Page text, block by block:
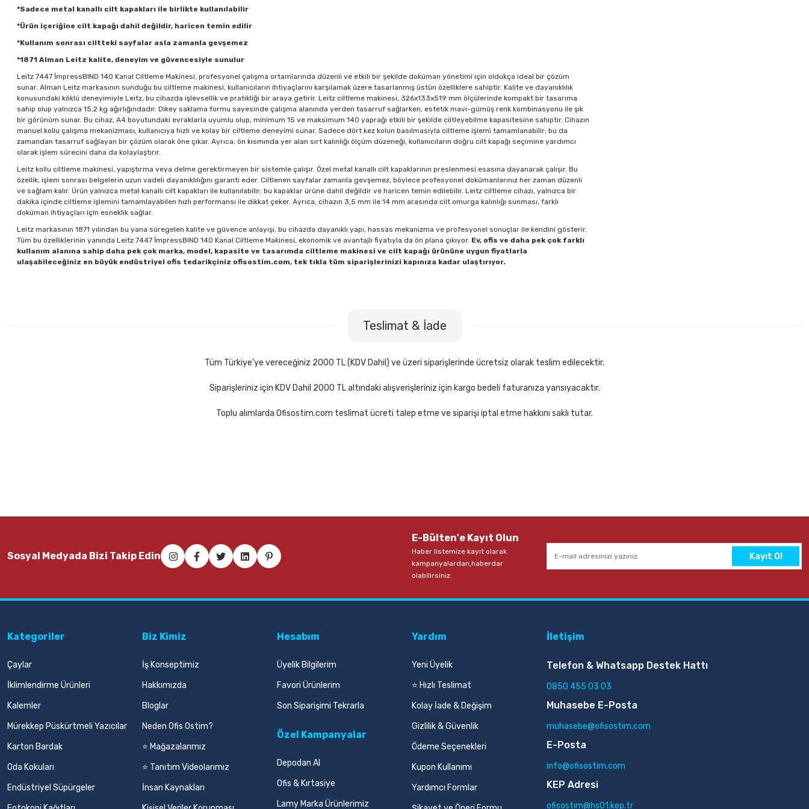
*Sadece metal kanallı cilt kapakları ile birlikte kullanılabilir
*Ürün içeriğine cilt kapağı dahil değildir, haricen temin edilir
*Kullanım sonrası ciltteki sayfalar asla zamanla gevşemez
*1871 Alman Leitz kalite, deneyim ve güvencesiyle sunulur
Leitz 7447 İmpressBIND 140 Kanal Ciltleme Makinesi, profesyonel çalışma ortamlarında düzenli ve etkili bir şekilde doküman yönetimi için oldukça ideal bir çözüm
sunar. Alman Leitz markasının sunduğu bu ciltleme makinesi, kullanıcıların ihtiyaçlarını karşılamak üzere tasarlanmış üstün özelliklere sahiptir. Kalite ve dayanıklılık
konusundaki köklü deneyimiyle Leitz, bu cihazda işlevsellik ve pratikliği bir araya getirir. Leitz ciltleme makinesi, 326x133x519 mm ölçülerinde kompakt bir tasarıma
sahip olup yalnızca 15,2 kg ağırlığındadır. Dikey saklama formu sayesinde çalışma alanında yerden tasarruf sağlarken, estetik mavi-gümüş renk kombinasyonu ile şık
bir görünüm sunar. Bu cihaz, A4 boyutundaki evraklarla uyumlu olup, minimum 15 ve maksimum 140 yaprağı etkili bir şekilde ciltleyebilme kapasitesine sahiptir. Cihazın
manuel kollu çalışma mekanizması, kullanıcıya hızlı ve kolay bir ciltleme deneyimi sunar. Sadece dört kez kolun basılmasıyla ciltleme işlemi tamamlanabilir; bu da
zamandan tasarruf sağlayan bir çözüm olarak öne çıkar. Ayrıca, ön kısmında yer alan sırt kalınlığı ölçüm düzeneği, kullanıcıların doğru cilt kapağı seçimine yardımcı
olarak işlem sürecini daha da kolaylaştırır.
Leitz kollu ciltleme makinesi, yapıştırma veya delme gerektirmeyen bir sistemle çalışır. Özel metal kanallı cilt kapaklarının preslenmesi esasına dayanarak çalışır. Bu
özellik, işlem sonrası belgelerin uzun vadeli dayanıklılığını garanti eder. Ciltlenen sayfalar zamanla gevşemez, böylece profesyonel dokümanlarınız her zaman düzenli
ve sağlam kalır. Ürün yalnızca metal kanallı cilt kapakları ile kullanılabilir; bu kapaklar ürüne dahil değildir ve haricen temin edilebilir. Leitz ciltleme cihazı, yalnızca bir
dakika içinde ciltleme işlemini tamamlayabilen hızlı performansı ile dikkat çeker. Ayrıca, cihazın 3,5 mm ile 14 mm arasında cilt omurga kalınlığı sunması, farklı
doküman ihtiyaçları için esneklik sağlar.
Leitz markasının 1871 yılından bu yana süregelen kalite ve güvence anlayışı, bu cihazda dayanıklı yapı, hassas mekanizma ve profesyonel sonuçlar ile kendini gösterir.
Tüm bu özelliklerinin yanında Leitz 7447 İmpressBIND 140 Kanal Ciltleme Makinesi, ekonomik ve avantajlı fiyatıyla da ön plana çıkıyor. Ev, ofis ve daha pek çok farklı
kullanım alanına sahip daha pek çok marka, model, kapasite ve tasarımda ciltleme makinesi ve cilt kapağı ürününe uygun fiyatlarla
ulaşabileceğiniz en büyük endüstriyel ofis tedarikçiniz ofisostim.com, tek tıkla tüm siparişlerinizi kapınıza kadar ulaştırıyor.
Teslimat & İade
Tüm Türkiye'ye vereceğiniz 2000 TL (KDV Dahil) ve üzeri siparişlerinde ücretsiz olarak teslim edilecektir.
Siparişleriniz için KDV Dahil 2000 TL altındaki alışverişleriniz için kargo bedeli faturanıza yansıyacaktır.
Toplu alımlarda Ofisostim.com teslimat ücreti talep etme ve siparişi iptal etme hakkını saklı tutar.
Sosyal Medyada Bizi Takip Edin
E-Bülten'e Kayıt Olun
Haber listemize kayıt olarak
kampanyalardan,haberdar
olabilirsiniz.
Kayıt Ol
Kategoriler
Çaylar
İklimlendirme Ürünleri
Kalemler
Mürekkep Püskürtmeli Yazıcılar
Karton Bardak
Oda Kokuları
Endüstriyel Süpürgeler
Biz Kimiz
İş Konseptimiz
Hakkımızda
Bloglar
Neden Ofis Ostim?
⭐ Mağazalarımız
⭐ Tanıtım Videolarımız
İnsan Kaynakları
Hesabım
Üyelik Bilgilerim
Favori Ürünlerim
Son Siparişimi Tekrarla
Özel Kampanyalar
Depodan Al
Ofis & Kırtasiye
Lamy Marka Ürünlerimiz
Yardım
Yeni Üyelik
⭐ Hızlı Teslimat
Kolay İade & Değişim
Gizlilik & Güvenlik
Ödeme Seçenekleri
Kupon Kullanımı
Yardımcı Formlar
İletişim
Telefon & Whatsapp Destek Hattı
0850 455 03 03
Muhasebe E-Posta
muhasebe@ofisostim.com
E-Posta
info@ofisostim.com
KEP Adresi
ofisostim@hs01.kep.tr